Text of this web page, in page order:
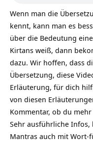
Wenn man die
kennt, kann man es
über die Bedeutung
Kirtans weiß, dann
dazu. Wir hoffen, dass
Übersetzung, diese
Erläuterung, für dich
von diesen
Kommentar, ob du
Sehr ausführliche
Mantras auch mit